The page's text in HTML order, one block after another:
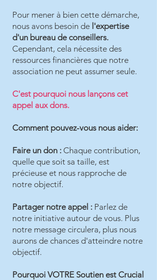
Pour mener à bien cette démarche,
nous avons besoin de l'expertise
d'un bureau de conseillers.
Cependant, cela nécessite des
ressources financières que notre
association ne peut assumer seule.
C'est pourquoi nous lançons cet
appel aux dons.
Comment pouvez-vous nous aider:
Faire un don : Chaque contribution,
quelle que soit sa taille, est
précieuse et nous rapproche de
notre objectif.
Partager notre appel : Parlez de
notre initiative autour de vous. Plus
notre message circulera, plus nous
aurons de chances d'atteindre notre
objectif.
Pourquoi VOTRE Soutien est Crucial